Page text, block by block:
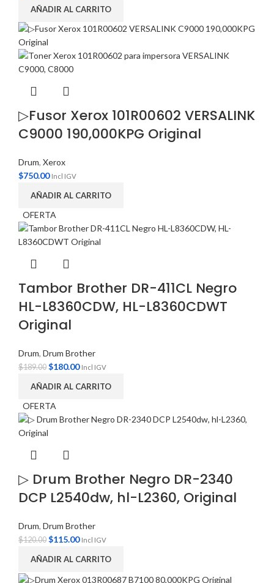
AÑADIR AL CARRITO
▷Fusor Xerox 101R00602 VERSALINK
C9000 190,000KPG Original
Drum, Xerox
$750.00 Incl IGV
AÑADIR AL CARRITO
OFERTA
Tambor Brother DR-411CL Negro
HL-L8360CDW, HL-L8360CDWT
Original
Drum, Drum Brother
$189.00 $180.00 Incl IGV
AÑADIR AL CARRITO
OFERTA
▷ Drum Brother Negro DR-2340
DCP L2540dw, hl-L2360, Original
Drum, Drum Brother
$120.00 $115.00 Incl IGV
AÑADIR AL CARRITO